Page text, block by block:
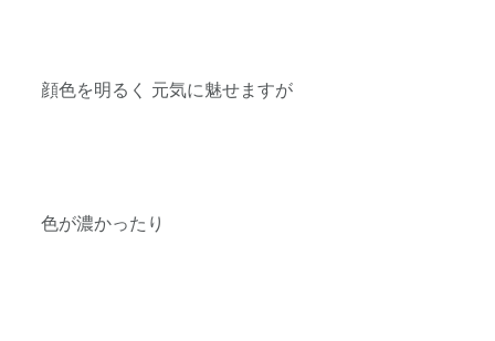
顔色を明るく 元気に魅せますが
色が濃かったり